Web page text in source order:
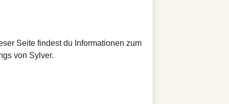
Seite findest du Informationen zum
von Sylver.